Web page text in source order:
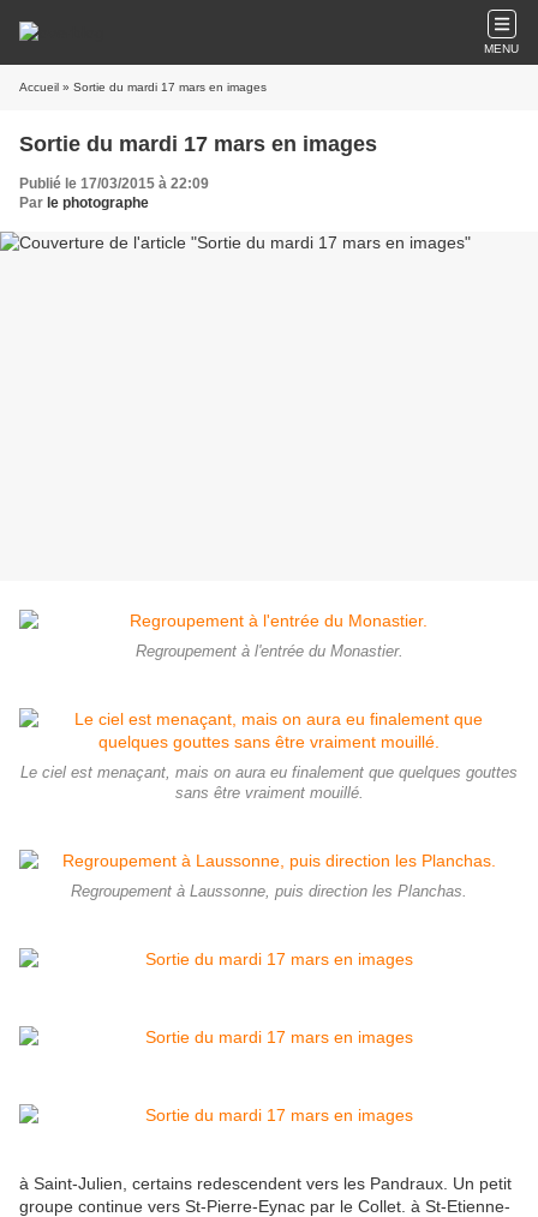
MENU
Accueil » Sortie du mardi 17 mars en images
Sortie du mardi 17 mars en images
Publié le 17/03/2015 à 22:09
Par le photographe
Regroupement à l'entrée du Monastier.
Le ciel est menaçant, mais on aura eu finalement que quelques gouttes
sans être vraiment mouillé.
Regroupement à Laussonne, puis direction les Planchas.
à Saint-Julien, certains redescendent vers les Pandraux. Un petit
groupe continue vers St-Pierre-Eynac par le Collet. à St-Etienne-